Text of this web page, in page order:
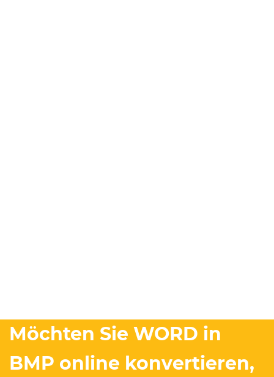
Möchten Sie WORD in
BMP online konvertieren,